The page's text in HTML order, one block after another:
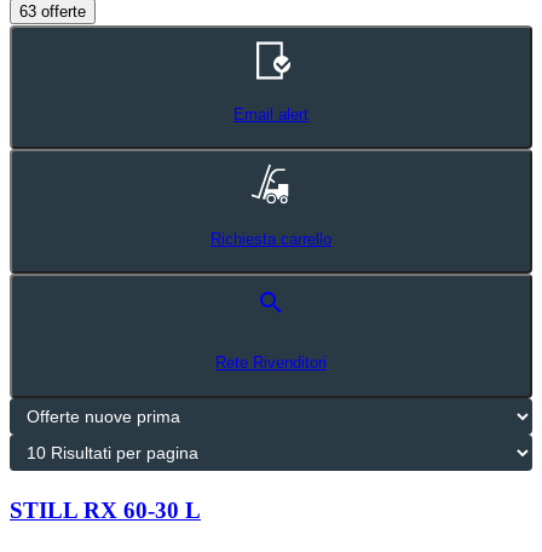
63 offerte
Email alert
Richiesta carrello
search
Rete Rivenditori
STILL RX 60-30 L